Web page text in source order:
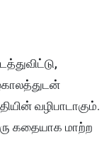
வழிபாடாகும்.
கதையாக மாற்ற